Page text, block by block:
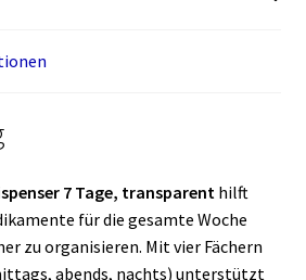
7 Tage, transparenthilft
für die gesamte Woche
zu organisieren. Mit vier Fächern
abends, nachts) unterstützt